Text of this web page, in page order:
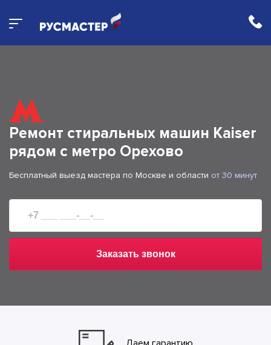
Ремонт стиральных машин Kaiser
рядом с метро Орехово
Бесплатный выезд мастера по Москве и области от 30 минут
Заказать звонок